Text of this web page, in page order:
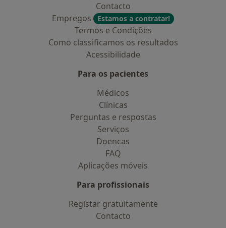
Contacto
Empregos
Estamos a contratar!
Termos e Condições
Como classificamos os resultados
Acessibilidade
Para os pacientes
Médicos
Clínicas
Perguntas e respostas
Serviços
Doencas
FAQ
Aplicações móveis
Para profissionais
Registar gratuitamente
Contacto